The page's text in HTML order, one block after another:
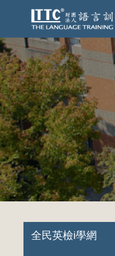
全民英檢i學網